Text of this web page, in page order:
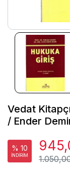
Vedat
/ Ender
% 10
İNDİRİM